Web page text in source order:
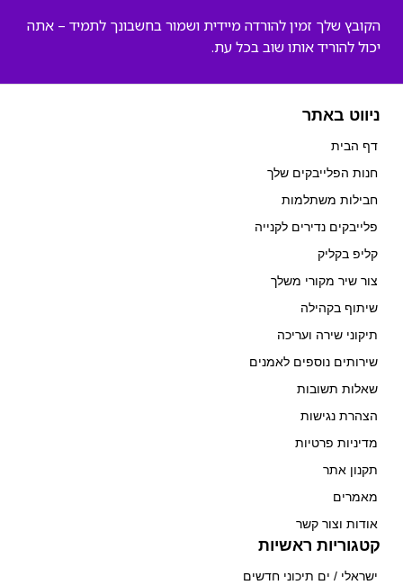
הקובץ שלך זמין להורדה מיידית ושמור בחשבונך לתמיד – אתה
יכול להוריד אותו שוב בכל עת.
ניווט באתר
דף הבית
חנות הפלייבקים שלך
חבילות משתלמות
פלייבקים נדירים לקנייה
קליפ בקליק
צור שיר מקורי משלך
שיתוף בקהילה
תיקוני שירה ועריכה
שירותים נוספים לאמנים
שאלות תשובות
הצהרת נגישות
מדיניות פרטיות
תקנון אתר
מאמרים
אודות וצור קשר
קטגוריות ראשיות
ישראלי / ים תיכוני חדשים